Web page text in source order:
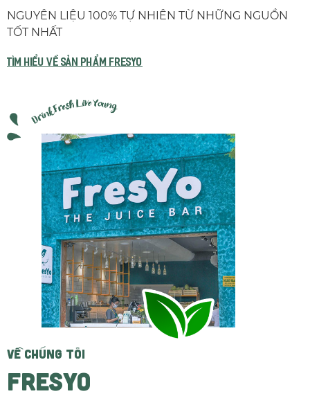
NGUYÊN LIỆU 100% TỰ NHIÊN TỪ NHỮNG NGUỒN
TỐT NHẤT
TÌM HIỂU VỀ SẢN PHẨM fresyo
VỀ CHÚNG TÔI
FRESYO